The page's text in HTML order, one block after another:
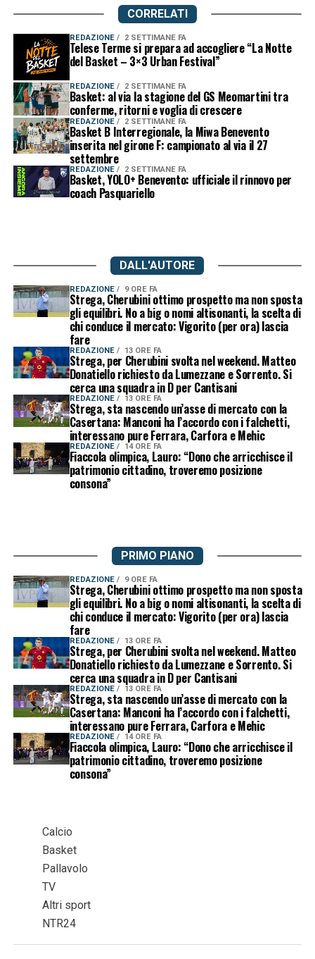
CORRELATI
REDAZIONE 2 SETTIMANE FA
Telese Terme si prepara ad accogliere “La Notte
del Basket – 3×3 Urban Festival”
REDAZIONE 2 SETTIMANE FA
Basket: al via la stagione del GS Meomartini tra
conferme, ritorni e voglia di crescere
REDAZIONE 2 SETTIMANE FA
Basket B Interregionale, la Miwa Benevento
inserita nel girone F: campionato al via il 27
settembre
REDAZIONE 2 SETTIMANE FA
Basket, YOLO+ Benevento: ufficiale il rinnovo per
coach Pasquariello
DALL'AUTORE
REDAZIONE 9 ORE FA
Strega, Cherubini ottimo prospetto ma non sposta
gli equilibri. No a big o nomi altisonanti, la scelta di
chi conduce il mercato: Vigorito (per ora) lascia
fare
REDAZIONE 13 ORE FA
Strega, per Cherubini svolta nel weekend. Matteo
Donatiello richiesto da Lumezzane e Sorrento. Si
cerca una squadra in D per Cantisani
REDAZIONE 13 ORE FA
Strega, sta nascendo un’asse di mercato con la
Casertana: Manconi ha l’accordo con i falchetti,
interessano pure Ferrara, Carfora e Mehic
REDAZIONE 14 ORE FA
Fiaccola olimpica, Lauro: “Dono che arricchisce il
patrimonio cittadino, troveremo posizione
consona”
PRIMO PIANO
REDAZIONE 9 ORE FA
Strega, Cherubini ottimo prospetto ma non sposta
gli equilibri. No a big o nomi altisonanti, la scelta di
chi conduce il mercato: Vigorito (per ora) lascia
fare
REDAZIONE 13 ORE FA
Strega, per Cherubini svolta nel weekend. Matteo
Donatiello richiesto da Lumezzane e Sorrento. Si
cerca una squadra in D per Cantisani
REDAZIONE 13 ORE FA
Strega, sta nascendo un’asse di mercato con la
Casertana: Manconi ha l’accordo con i falchetti,
interessano pure Ferrara, Carfora e Mehic
REDAZIONE 14 ORE FA
Fiaccola olimpica, Lauro: “Dono che arricchisce il
patrimonio cittadino, troveremo posizione
consona”
Calcio
Basket
Pallavolo
TV
Altri sport
NTR24